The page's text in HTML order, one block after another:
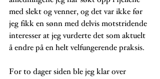
med slekt og venner, og det var ikke før
jeg fikk en sønn med delvis motstridende
interesser at jeg vurderte det som aktuelt
å endre på en helt velfungerende praksis.
For to dager siden ble jeg klar over